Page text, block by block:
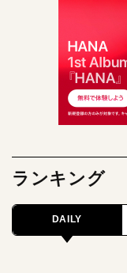
ランキング
DAILY